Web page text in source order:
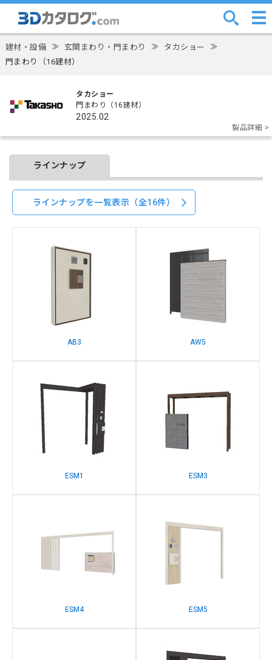
建材・設備 ≫ 玄関まわり・門まわり ≫ タカショー ≫
門まわり（16建材）
タカショー
門まわり（16建材）
2025.02
製品詳細 >
ラインナップ
ラインナップを一覧表示（全16件）
AB3 AW5
ESM1 ESM3
ESM4 ESM5